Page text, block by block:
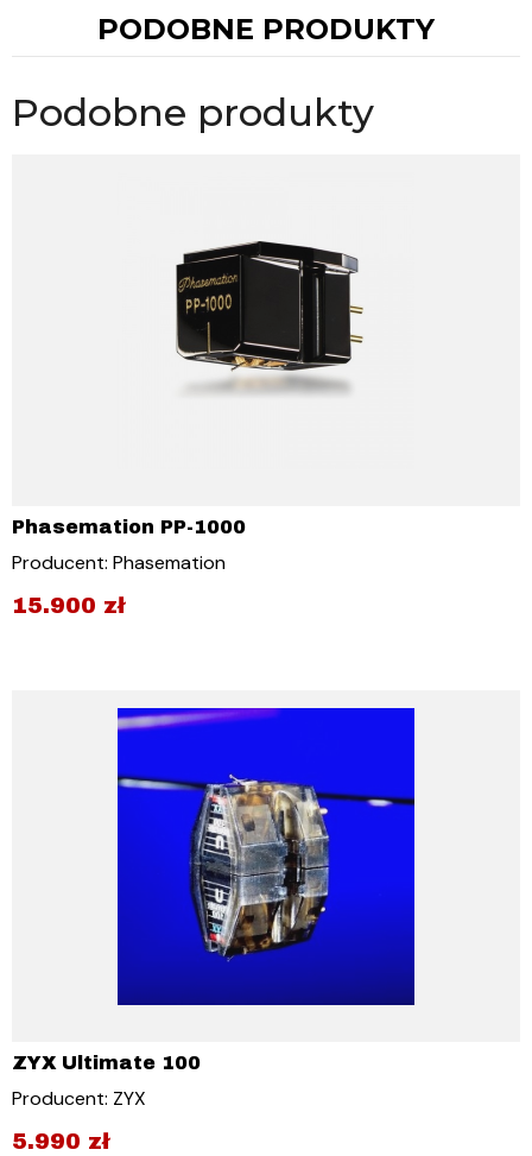
PODOBNE PRODUKTY
Podobne produkty
Phasemation PP-1000
Producent: Phasemation
15.900 zł
ZYX Ultimate 100
Producent: ZYX
5.990 zł